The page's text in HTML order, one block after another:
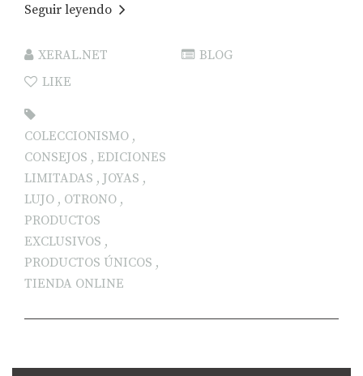
Seguir leyendo
XERAL.NET
BLOG
LIKE
COLECCIONISMO ,
CONSEJOS , EDICIONES
LIMITADAS , JOYAS ,
LUJO , OTRONO ,
PRODUCTOS
EXCLUSIVOS ,
PRODUCTOS ÚNICOS ,
TIENDA ONLINE